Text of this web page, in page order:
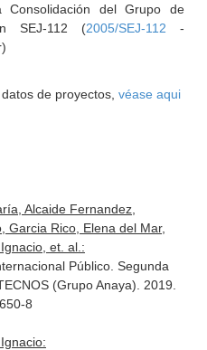
Consolidación del Grupo de
SEJ-112 (2005/SEJ-112 -
de proyectos, véase aqui
Alcaide Fernandez,
Garcia Rico, Elena del Mar,
et. al.:
Público. Segunda
(Grupo Anaya). 2019.
8